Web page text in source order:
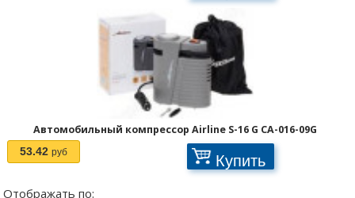
Автомобильный компрессор Airline S-16 G CA-016-09G
53.42 руб Купить